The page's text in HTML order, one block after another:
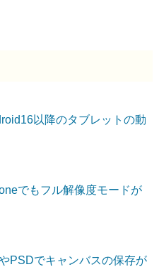
以降のタブレットの動
でもフル解像度モードが
PSDでキャンバスの保存が